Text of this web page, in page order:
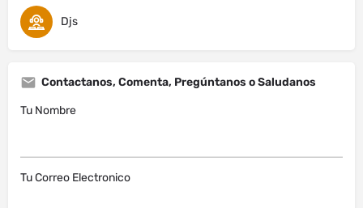
Djs
Contactanos, Comenta, Pregúntanos o Saludanos
Tu Nombre
Tu Correo Electronico